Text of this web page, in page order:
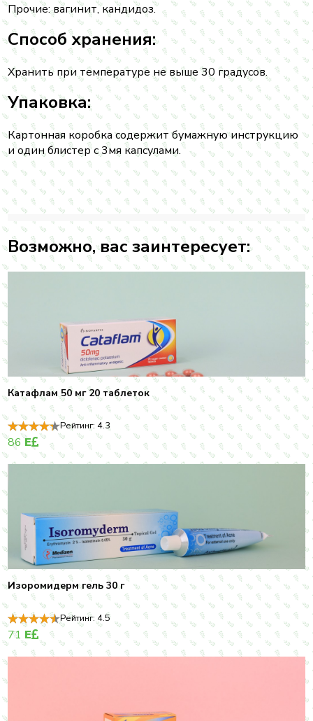
Прочие: вагинит, кандидоз.
Способ хранения:
Хранить при температуре не выше 30 градусов.
Упаковка:
Картонная коробка содержит бумажную инструкцию
и один блистер с 3мя капсулами.
Возможно, вас заинтересует:
Катафлам 50 мг 20 таблеток
Рейтинг: 4.3
86E
Изоромидерм гель 30 г
Рейтинг: 4.5
71 E